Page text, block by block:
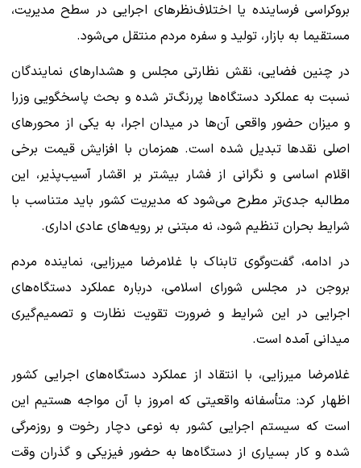
بروکراسی فرساینده یا اختلاف‌نظرهای اجرایی در سطح مدیریت،
مستقیما به بازار، تولید و سفره مردم منتقل می‌شود.
در چنین فضایی، نقش نظارتی مجلس و هشدارهای نمایندگان
نسبت به عملکرد دستگاه‌ها پررنگ‌تر شده و بحث پاسخگویی وزرا
و میزان حضور واقعی آن‌ها در میدان اجرا، به یکی از محورهای
اصلی نقدها تبدیل شده است. همزمان با افزایش قیمت برخی
اقلام اساسی و نگرانی از فشار بیشتر بر اقشار آسیب‌پذیر، این
مطالبه جدی‌تر مطرح می‌شود که مدیریت کشور باید متناسب با
شرایط بحران تنظیم شود، نه مبتنی بر رویه‌های عادی اداری.
در ادامه، گفت‌وگوی تابناک با غلامرضا میرزایی، نماینده مردم
بروجن در مجلس شورای اسلامی، درباره عملکرد دستگاه‌های
اجرایی در این شرایط و ضرورت تقویت نظارت و تصمیم‌گیری
میدانی آمده است.
غلامرضا میرزایی، با انتقاد از عملکرد دستگاه‌های اجرایی کشور
اظهار کرد: متأسفانه واقعیتی که امروز با آن مواجه هستیم این
است که سیستم اجرایی کشور به نوعی دچار رخوت و روزمرگی
شده و کار بسیاری از دستگاه‌ها به حضور فیزیکی و گذران وقت